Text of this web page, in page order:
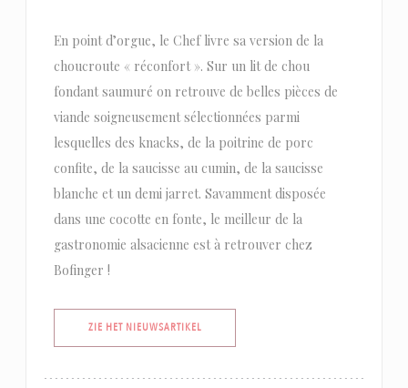
En point d’orgue, le Chef livre sa version de la
choucroute « réconfort ». Sur un lit de chou
fondant saumuré on retrouve de belles pièces de
viande soigneusement sélectionnées parmi
lesquelles des knacks, de la poitrine de porc
confite, de la saucisse au cumin, de la saucisse
blanche et un demi jarret. Savamment disposée
dans une cocotte en fonte, le meilleur de la
gastronomie alsacienne est à retrouver chez
Bofinger !
ZIE HET NIEUWSARTIKEL((OPENT IN EEN NIEUW VENSTER))